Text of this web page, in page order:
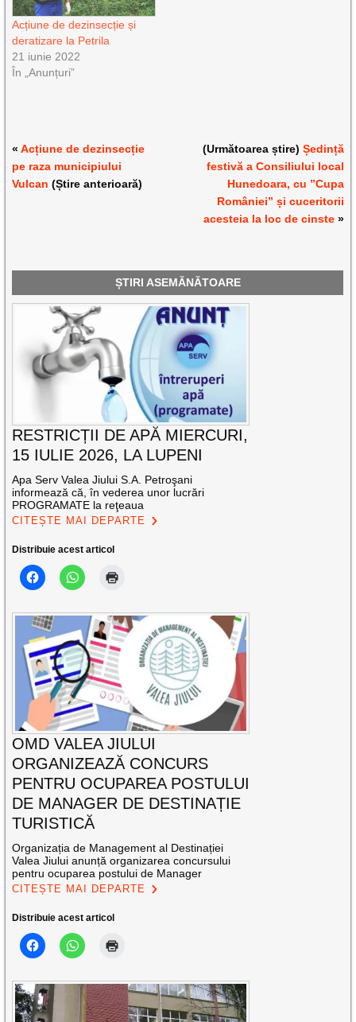
Acțiune de dezinsecție și
deratizare la Petrila
21 iunie 2022
În „Anunțuri”
«Acțiune de dezinsecție
pe raza municipiului
Vulcan (Știre anterioară)
(Următoarea știre) Ședință
festivă a Consiliului local
Hunedoara, cu ”Cupa
României” și cuceritorii
acesteia la loc de cinste»
ȘTIRI ASEMĂNĂTOARE
RESTRICȚII DE APĂ MIERCURI,
15 IULIE 2026, LA LUPENI
Apa Serv Valea Jiului S.A. Petroşani
informează că, în vederea unor lucrări
PROGRAMATE la reţeaua
CITEȘTE MAI DEPARTE
Distribuie acest articol
OMD VALEA JIULUI
ORGANIZEAZĂ CONCURS
PENTRU OCUPAREA POSTULUI
DE MANAGER DE DESTINAȚIE
TURISTICĂ
Organizația de Management al Destinației
Valea Jiului anunță organizarea concursului
pentru ocuparea postului de Manager
CITEȘTE MAI DEPARTE
Distribuie acest articol